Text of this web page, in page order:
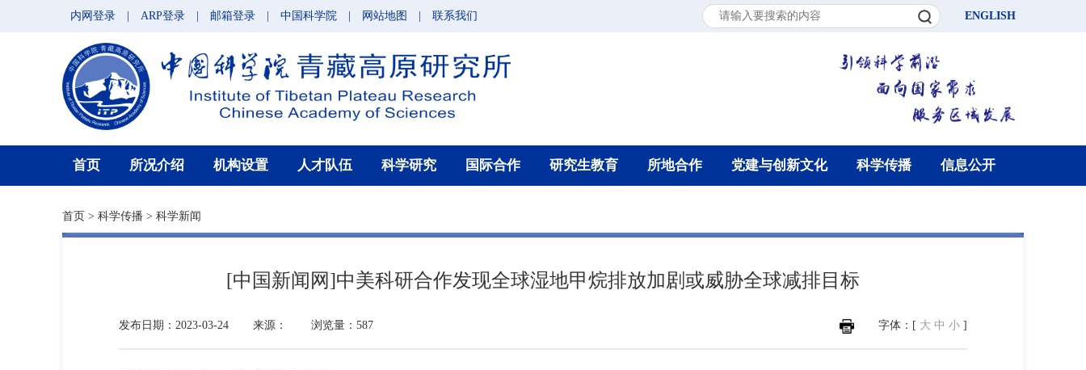
内网登录 ARP登录 邮箱登录 中国科学院 网站地图 联系我们 ENGLISH
首页 所况介绍 机构设置 人才队伍 科学研究 国际合作 研究生教育 所地合作 党建与创新文化 科学传播 信息公开
首页 > 科学传播 > 科学新闻
[中国新闻网]中美科研合作发现全球湿地甲烷排放加剧或威胁全球减排目标
发布日期：2023-03-24 来源： 浏览量：587 字体：[ 大 中 小 ]